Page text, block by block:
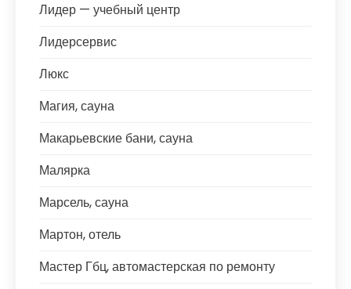
Лидер — учебный центр
Лидерсервис
Люкс
Магия, сауна
Макарьевские бани, сауна
Малярка
Марсель, сауна
Мартон, отель
Мастер Гбц, автомастерская по ремонту